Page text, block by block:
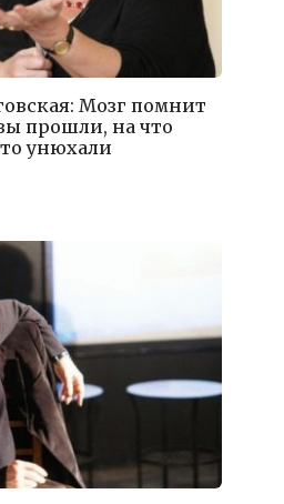
Мозг помнит
прошли, на что
унюхали